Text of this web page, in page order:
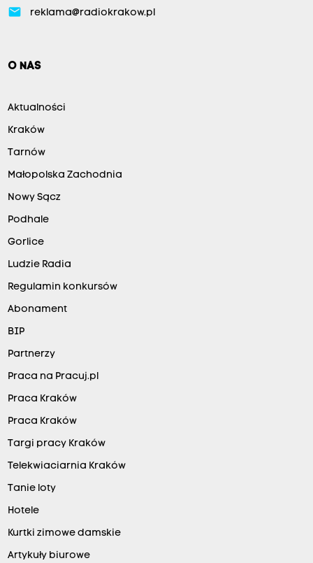
email reklama@radiokrakow.pl
O NAS
Aktualności
Kraków
Tarnów
Małopolska Zachodnia
Nowy Sącz
Podhale
Gorlice
Ludzie Radia
Regulamin konkursów
Abonament
BIP
Partnerzy
Praca na Pracuj.pl
Praca Kraków
Praca Kraków
Targi pracy Kraków
Telekwiaciarnia Kraków
Tanie loty
Hotele
Kurtki zimowe damskie
Artykuły biurowe